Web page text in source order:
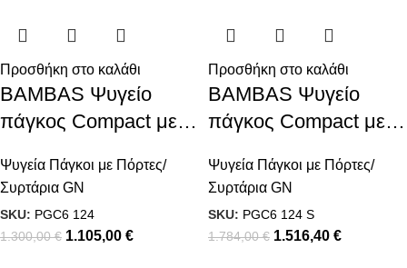
Προσθήκη στο καλάθι
BAMBAS Ψυγείο
πάγκος Compact με
60εκ
Ψυγεία Πάγκοι με Πόρτες/
Συρτάρια GN
SKU: PGC6 124
1.300,00€ 1.105,00 €
Προσθήκη στο καλάθι
BAMBAS Ψυγείο
πάγκος Compact με
πλάτος 60εκ
Ψυγεία Πάγκοι με Πόρτες/
Συρτάρια GN
SKU: PGC6 124 S
1.784,00€ 1.516,40 €